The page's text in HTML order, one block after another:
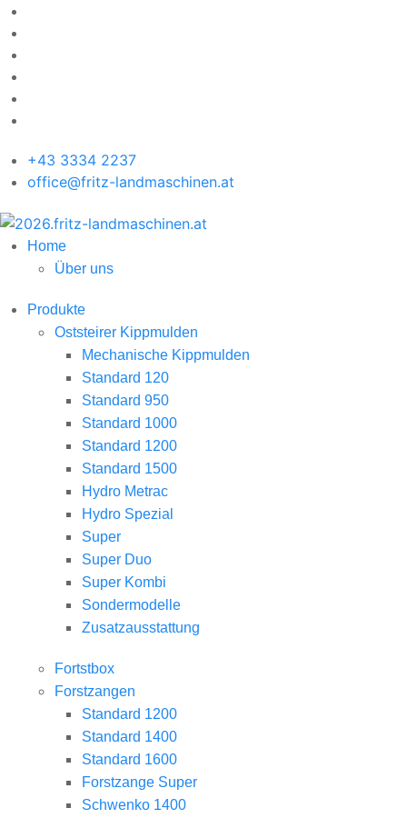
+43 3334 2237
office@fritz-landmaschinen.at
Home
Über uns
Produkte
Oststeirer Kippmulden
Mechanische Kippmulden
Standard 120
Standard 950
Standard 1000
Standard 1200
Standard 1500
Hydro Metrac
Hydro Spezial
Super
Super Duo
Super Kombi
Sondermodelle
Zusatzausstattung
Fortstbox
Forstzangen
Standard 1200
Standard 1400
Standard 1600
Forstzange Super
Schwenko 1400